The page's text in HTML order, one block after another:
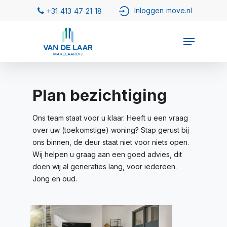
Plan bezichtiging
Ons team staat voor u klaar. Heeft u een vraag
over uw (toekomstige) woning? Stap gerust bij
ons binnen, de deur staat niet voor niets open.
Wij helpen u graag aan een goed advies, dit
doen wij al generaties lang, voor iedereen.
Jong en oud.